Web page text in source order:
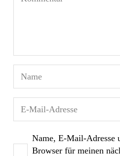
Name, E-Mail-Adresse
Browser für meinen